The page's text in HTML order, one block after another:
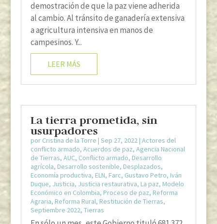
demostración de que la paz viene adherida
al cambio. Al tránsito de ganadería extensiva
a agricultura intensiva en manos de
campesinos. Y...
LEER MÁS
La tierra prometida, sin
usurpadores
por Cristina de la Torre | Sep 27, 2022| Actores del
conflicto armado, Acuerdos de paz, Agencia Nacional
de Tierras, AUC, Conflicto armado, Desarrollo
agrícola, Desarrollo sostenible, Desplazados,
Economía productiva, ELN, Farc, Gustavo Petro, Iván
Duque, Justicia, Justicia restaurativa, La paz, Modelo
Económico en Colombia, Proceso de paz, Reforma
Agraria, Reforma Rural, Restitución de Tierras,
Septiembre 2022, Tierras